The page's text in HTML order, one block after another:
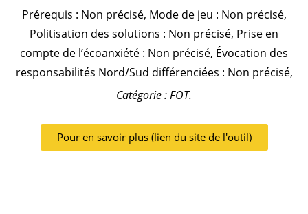
Prérequis : Non précisé, Mode de jeu : Non précisé,
Politisation des solutions : Non précisé, Prise en
compte de l’écoanxiété : Non précisé, Évocation des
responsabilités Nord/Sud différenciées : Non précisé,
Catégorie : FOT.
Pour en savoir plus (lien du site de l'outil)